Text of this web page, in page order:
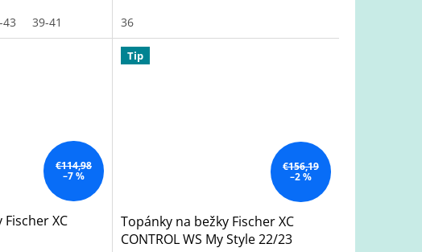
43 39-41
36
€114,98
–7 %
XC
Tip
€156,19
–2 %
Topánky na bežky Fischer XC
CONTROL WS My Style 22/23